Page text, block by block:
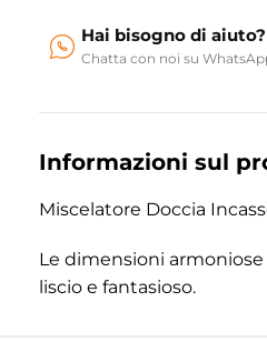
Hai bisogno di aiuto?
Chatta con noi su
Informazioni sul
Miscelatore Doccia
Le dimensioni
liscio e fantasioso.